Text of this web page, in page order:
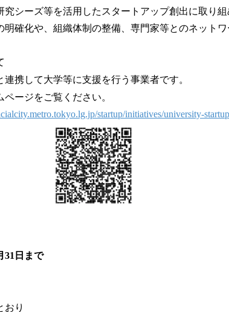
究シーズ等を活用したスタートアップ創出に取り
明確化や、組織体制の整備、専門家等とのネット
携して大学等に支援を行う事業者です。
ージをご覧ください。
startup/initiatives/university-
31日まで
おり